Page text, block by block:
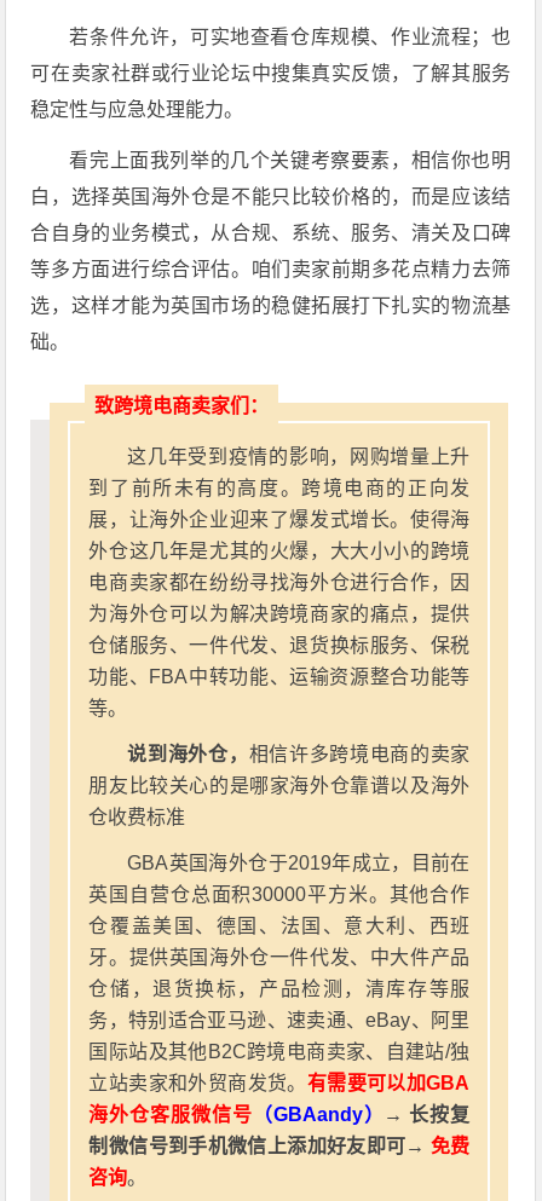
若条件允许，可实地查看仓库规模、作业流程；也
可在卖家社群或行业论坛中搜集真实反馈，了解其服务
稳定性与应急处理能力。
看完上面我列举的几个关键考察要素，相信你也明
白，选择英国海外仓是不能只比较价格的，而是应该结
合自身的业务模式，从合规、系统、服务、清关及口碑
等多方面进行综合评估。咱们卖家前期多花点精力去筛
选，这样才能为英国市场的稳健拓展打下扎实的物流基
础。
致跨境电商卖家们：
这几年受到疫情的影响，网购增量上升
到了前所未有的高度。跨境电商的正向发
展，让海外企业迎来了爆发式增长。使得海
外仓这几年是尤其的火爆，大大小小的跨境
电商卖家都在纷纷寻找海外仓进行合作，因
为海外仓可以为解决跨境商家的痛点，提供
仓储服务、一件代发、退货换标服务、保税
功能、FBA中转功能、运输资源整合功能等
等。
说到海外仓， 相信许多跨境电商的卖家
朋友比较关心的是哪家海外仓靠谱以及海外
仓收费标准
GBA英国海外仓于2019年成立，目前在
英国自营仓总面积30000平方米。其他合作
仓覆盖美国、德国、法国、意大利、西班
牙。提供英国海外仓一件代发、中大件产品
仓储，退货换标，产品检测，清库存等服
务，特别适合亚马逊、速卖通、eBay、阿里
国际站及其他B2C跨境电商卖家、自建站/独
立站卖家和外贸商发货。 有需要可以加GBA
海外仓客服微信号 （GBAandy）
→ 长按复
制微信号到手机微信上添加好友即可→ 免费
咨询。